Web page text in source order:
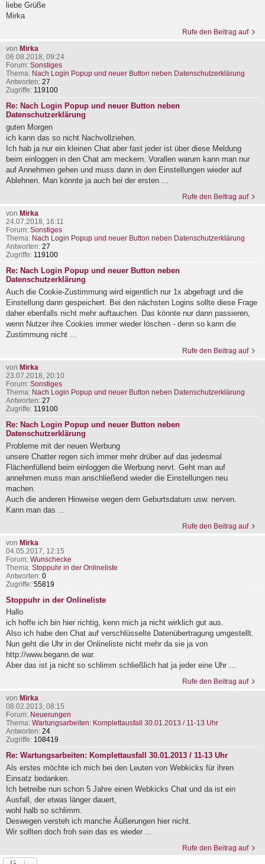
liebe Grüße
Mirka
Rufe den Beitrag auf
von Mirka
06.08.2018, 09:24
Forum: Sonstiges
Thema: Nach Login Popup und neuer Button neben Datenschutzerklärung
Antworten: 27
Zugriffe: 119100
Re: Nach Login Popup und neuer Button neben
Datenschutzerklärung
guten Morgen
ich kann das so nicht Nachvollziehen.
Ich hab ja nur ein kleinen Chat aber fast jeder ist über diese Meldung
beim einloggen in den Chat am meckern. Vorallen warum kann man nur
auf Annehmen gehen und muss dann in den Einstellungen wieder auf
Ablehnen. Man könnte ja auch bei der ersten ...
Rufe den Beitrag auf
von Mirka
24.07.2018, 16:11
Forum: Sonstiges
Thema: Nach Login Popup und neuer Button neben Datenschutzerklärung
Antworten: 27
Zugriffe: 119100
Re: Nach Login Popup und neuer Button neben
Datenschutzerklärung
Auch die Cookie-Zustimmung wird eigentlich nur 1x abgefragt und die
Einstellung dann gespeichert. Bei den nächsten Logins sollte diese Frage
daher ebenfalls nicht mehr auftauchen. Das könnte nur dann passieren,
wenn Nutzer ihre Cookies immer wieder löschen - denn so kann die
Zustimmung nicht ...
Rufe den Beitrag auf
von Mirka
23.07.2018, 20:10
Forum: Sonstiges
Thema: Nach Login Popup und neuer Button neben Datenschutzerklärung
Antworten: 27
Zugriffe: 119100
Re: Nach Login Popup und neuer Button neben
Datenschutzerklärung
Probleme mit der neuen Werbung
unsere Chatter regen sich immer mehr drüber auf das jedesmal
Flächenfüllend beim einloggen die Werbung nervt. Geht man auf
annehmen muss man anschließend wieder die Einstellungen neu
machen.
Auch die anderen Hinweise wegen dem Geburtsdatum usw. nerven.
Kann man das ...
Rufe den Beitrag auf
von Mirka
04.05.2017, 12:15
Forum: Wunschecke
Thema: Stoppuhr in der Onlineliste
Antworten: 0
Zugriffe: 55819
Stoppuhr in der Onlineliste
Hallo
ich hoffe ich bin hier richtig, kenn mich ja nicht wirklich gut aus.
Also ich habe den Chat auf verschlüsselte Datenübertragung umgestellt.
Nun geht die Uhr in der Onlineliste nicht mehr da sie ja von
http://www.begann.de war.
Aber das ist ja nicht so schlimm schließlich hat ja jeder eine Uhr ...
Rufe den Beitrag auf
von Mirka
08.02.2013, 08:15
Forum: Neuerungen
Thema: Wartungsarbeiten: Komplettausfall 30.01.2013 / 11-13 Uhr
Antworten: 24
Zugriffe: 108419
Re: Wartungsarbeiten: Komplettausfall 30.01.2013 / 11-13 Uhr
Als erstes möchte ich mich bei den Leuten von Webkicks für ihren
Einsatz bedanken.
Ich betreibe nun schon 5 Jahre einen Webkicks Chat und da ist ein
Ausfall, der etwas länger dauert,
wohl halb so schlimm.
Deswegen versteh ich manche Äüßerungen hier nicht.
Wir sollten doch froh sein das es wieder ...
Rufe den Beitrag auf